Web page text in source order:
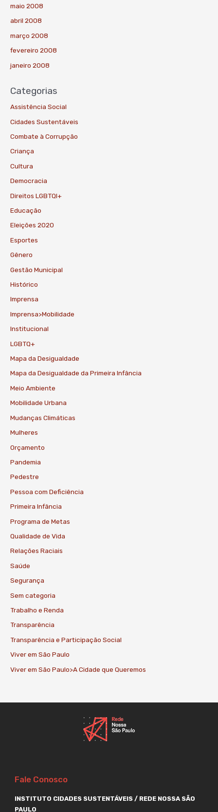
maio 2008
abril 2008
março 2008
fevereiro 2008
janeiro 2008
Categorias
Assistência Social
Cidades Sustentáveis
Combate à Corrupção
Criança
Cultura
Democracia
Direitos LGBTQI+
Educação
Eleições 2020
Esportes
Gênero
Gestão Municipal
Histórico
Imprensa
Imprensa>Mobilidade
Institucional
LGBTQ+
Mapa da Desigualdade
Mapa da Desigualdade da Primeira Infância
Meio Ambiente
Mobilidade Urbana
Mudanças Climáticas
Mulheres
Orçamento
Pandemia
Pedestre
Pessoa com Deficiência
Primeira Infância
Programa de Metas
Qualidade de Vida
Relações Raciais
Saúde
Segurança
Sem categoria
Trabalho e Renda
Transparência
Transparência e Participação Social
Viver em São Paulo
Viver em São Paulo>A Cidade que Queremos
Fale Conosco
INSTITUTO CIDADES SUSTENTÁVEIS / REDE NOSSA SÃO
PAULO